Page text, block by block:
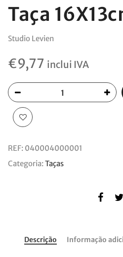
Taça
Studio Levien
€9,77 inclui IVA
REF: 040004000001
Categoria:Taças
Descrição Informação